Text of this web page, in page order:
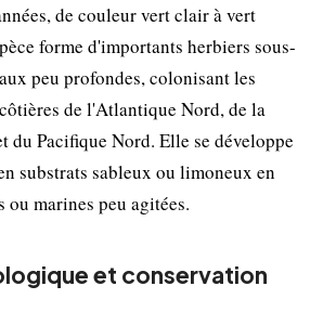
de couleur vert clair à vert
forme d'importants herbiers sous-
peu profondes, colonisant les
de l'Atlantique Nord, de la
du Pacifique Nord. Elle se développe
substrats sableux ou limoneux en
ou marines peu agitées.
et conservation